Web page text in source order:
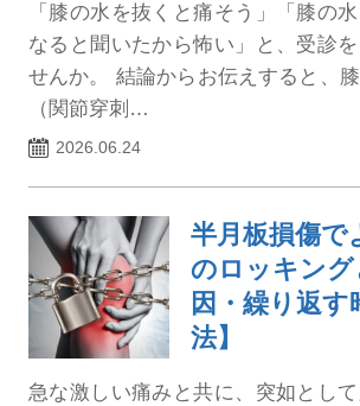
「膝の水を抜くと痛そう」「膝の
なると聞いたから怖い」と、受診
せんか。 結論からお伝えすると、
（関節穿刺…
2026.06.24
半月板損傷で
のロッキング
因・繰り返す
法】
急な激しい痛みと共に、突如とし